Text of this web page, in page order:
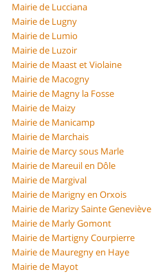
Mairie de Lucciana
Mairie de Lugny
Mairie de Lumio
Mairie de Luzoir
Mairie de Maast et Violaine
Mairie de Macogny
Mairie de Magny la Fosse
Mairie de Maizy
Mairie de Manicamp
Mairie de Marchais
Mairie de Marcy sous Marle
Mairie de Mareuil en Dôle
Mairie de Margival
Mairie de Marigny en Orxois
Mairie de Marizy Sainte Geneviève
Mairie de Marly Gomont
Mairie de Martigny Courpierre
Mairie de Mauregny en Haye
Mairie de Mayot